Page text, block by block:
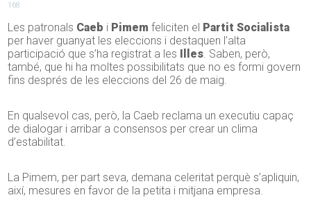
168
Les patronals Caeb i Pimem feliciten el Partit Socialista
per haver guanyat les eleccions i destaquen l’alta
participació que s’ha registrat a les Illes. Saben, però,
també, que hi ha moltes possibilitats que no es formi govern
fins després de les eleccions del 26 de maig.
En qualsevol cas, però, la Caeb reclama un executiu capaç
de dialogar i arribar a consensos per crear un clima
d’estabilitat.
La Pimem, per part seva, demana celeritat perquè s’apliquin,
així, mesures en favor de la petita i mitjana empresa.